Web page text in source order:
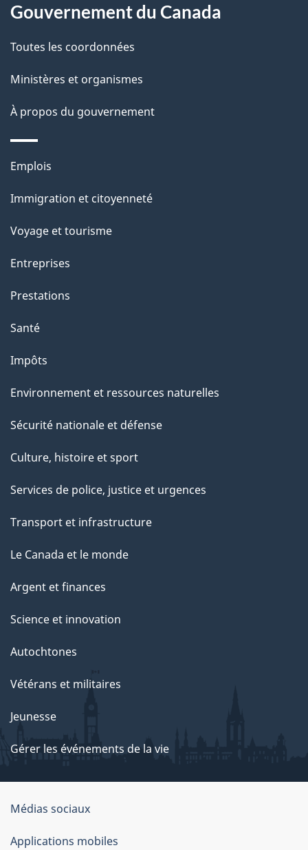
i
l
s
d
e
l
a
p
a
g
e
propos
de
ce
site
Gouvernement du Canada
Toutes les coordonnées
Ministères et organismes
À propos du gouvernement
Thèmes
sujets
Emplois
Immigration et citoyenneté
Voyage et tourisme
Entreprises
Prestations
Santé
Impôts
Environnement et ressources naturelles
Sécurité nationale et défense
Culture, histoire et sport
Services de police, justice et urgences
Transport et infrastructure
Le Canada et le monde
Argent et finances
Science et innovation
Autochtones
Vétérans et militaires
Jeunesse
Gérer les événements de la vie
Organisation
du
Médias sociaux
Applications mobiles